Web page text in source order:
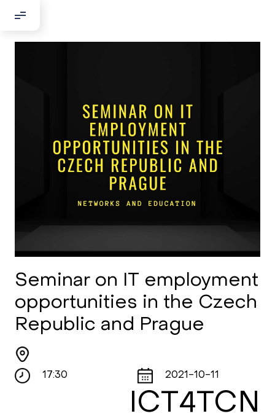
По адресу:
Kontaktní e-mail:
youthincluded@gmail.com
Или в соцсети Telegram:
@Interkulturnipracepraha14
Seminar on IT employment
opportunities in the Czech
Republic and Prague
17:30 2021-10-11
ICT4TCN